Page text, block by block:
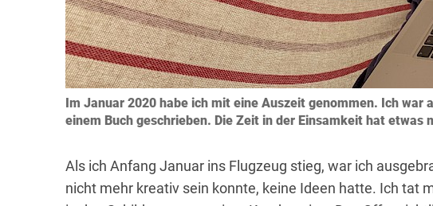
Im Januar 2020 habe ich mit eine Auszeit genommen. Ich war
einem Buch geschrieben. Die Zeit in der Einsamkeit hat etwas
Als ich Anfang Januar ins Flugzeug stieg, war ich
nicht mehr kreativ sein konnte, keine Ideen hatte. Ich tat